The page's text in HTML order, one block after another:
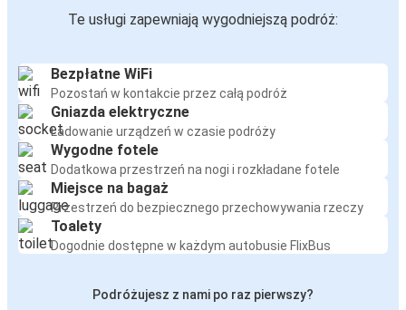
Te usługi zapewniają wygodniejszą podróż:
Bezpłatne WiFi
Pozostań w kontakcie przez całą podróż
Gniazda elektryczne
Ładowanie urządzeń w czasie podróży
Wygodne fotele
Dodatkowa przestrzeń na nogi i rozkładane fotele
Miejsce na bagaż
Przestrzeń do bezpiecznego przechowywania rzeczy
Toalety
Dogodnie dostępne w każdym autobusie FlixBus
Podróżujesz z nami po raz pierwszy?